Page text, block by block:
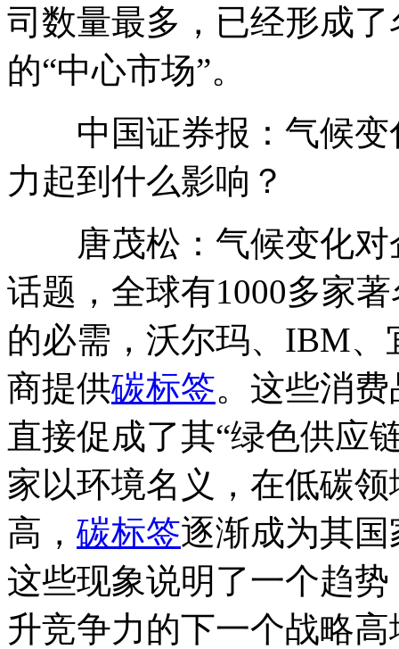
司数量最多，已经形成
的“中心市场”。
中国证券报：气候变
力起到什么影响？
唐茂松：气候变化对
话题，全球有1000多家
的必需，沃尔玛、IBM
商提供碳标签。这些消
直接促成了其“绿色供应
家以环境名义，在低碳
高， 碳标签逐渐成为其
这些现象说明了一个趋
升竞争力的下一个战略高